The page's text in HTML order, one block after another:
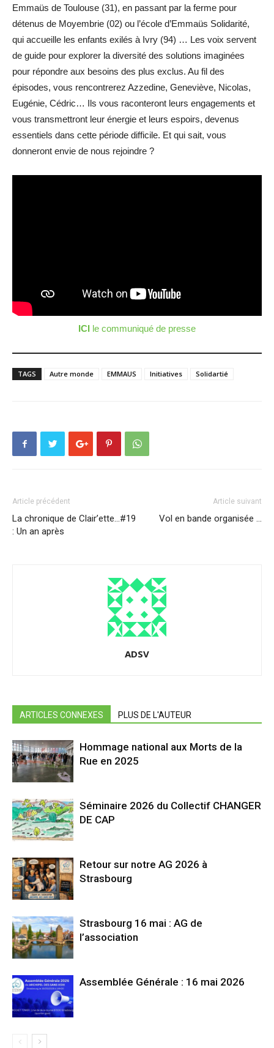
Emmaüs de Toulouse (31), en passant par la ferme pour
détenus de Moyembrie (02) ou l’école d’Emmaüs Solidarité,
qui accueille les enfants exilés à Ivry (94) … Les voix servent
de guide pour explorer la diversité des solutions imaginées
pour répondre aux besoins des plus exclus. Au fil des
épisodes, vous rencontrerez Azzedine, Geneviève, Nicolas,
Eugénie, Cédric… Ils vous raconteront leurs engagements et
vous transmettront leur énergie et leurs espoirs, devenus
essentiels dans cette période difficile. Et qui sait, vous
donneront envie de nous rejoindre ?
ICI le communiqué de presse
TAGS Autre monde EMMAUS Initiatives Solidartié
Article précédent
La chronique de Clair’ette…#19
: Un an après
Article suivant
Vol en bande organisée …
ADSV
ARTICLES CONNEXES PLUS DE L'AUTEUR
Hommage national aux Morts de la
Rue en 2025
Séminaire 2026 du Collectif CHANGER
DE CAP
Retour sur notre AG 2026 à
Strasbourg
Strasbourg 16 mai : AG de
l’association
Assemblée Générale : 16 mai 2026